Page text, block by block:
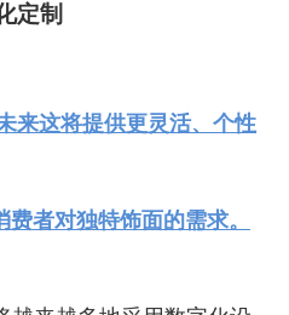
定制
来这将提供更灵活、个性
者对独特饰面的需求。